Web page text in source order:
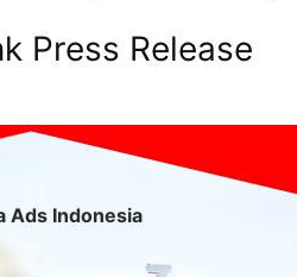
Press Release
Ads Indonesia